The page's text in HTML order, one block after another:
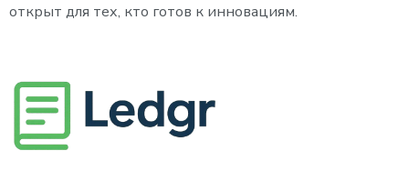
открыт для тех, кто готов к инновациям.